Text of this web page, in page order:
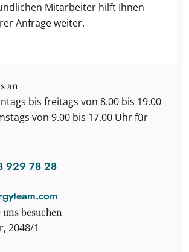
Mitarbeiter hilft Ihnen
Anfrage weiter.
an
bis freitags von 8.00 bis 19.00
von 9.00 bis 17.00 Uhr für
929 78 28
besuchen
2048/1